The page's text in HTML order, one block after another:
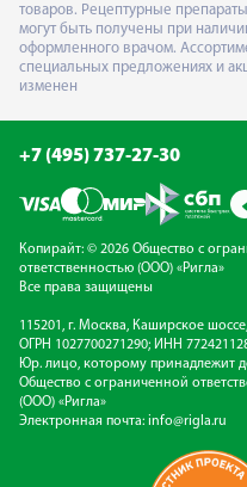
товаров. Рецептурные
могут быть получены при
оформленного врачом.
специальных предложениях и
изменен
+7 (495) 737-27-30
Копирайт: © 2026 Общество с
ответственностью (ООО) «Ригла»
Все права защищены
115201, г. Москва, Каширское шоссе,
ОГРН 1027700271290; ИНН
Юр. лицо, которому принадлежит
Общество с ограниченной
(ООО) «Ригла»
Электронная почта: info@rigla.ru